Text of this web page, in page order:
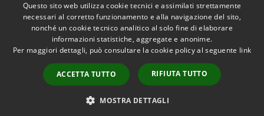
RSS
Accessibilità
Cookie
Mappa del sito
Informativa trattamento
Copyright © 2026 • Comune di
Pioltello • Powered by
Municipium•Accesso
redazione
Questo sito web utilizza cookie tecnici e assimilati strettamente
necessari al corretto funzionamento e alla navigazione del sito,
nonché un cookie tecnico analitico al solo fine di elaborare
informazioni statistiche, aggregate e anonime.
Per maggiori dettagli, può consultare la cookie policy al seguente link
ACCETTA TUTTO RIFIUTA TUTTO
MOSTRA DETTAGLI